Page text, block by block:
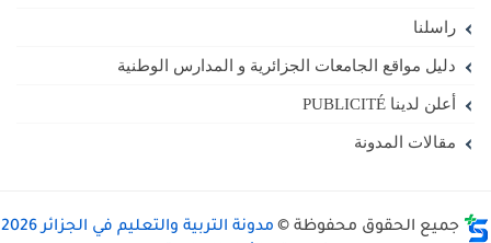
راسلنا
دليل مواقع الجامعات الجزائرية و المدارس الوطنية
أعلن لدينا PUBLICITÉ
مقالات المدونة
جميع الحقوق محفوظة ©
مدونة التربية والتعليم في الجزائر 2026